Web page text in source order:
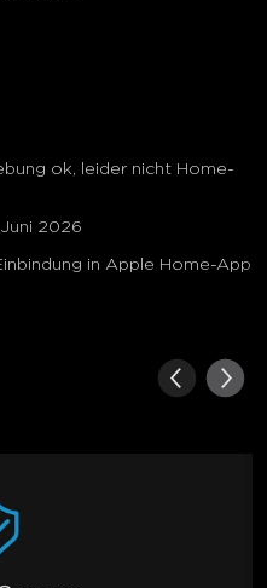
ok, leider nicht Home-
2026
in Apple Home-App